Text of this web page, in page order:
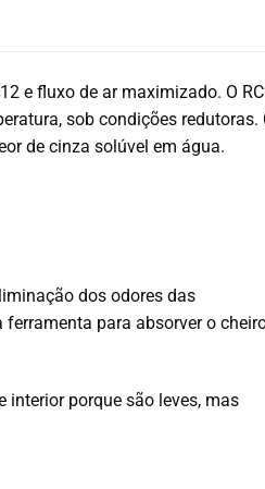
e fluxo de ar maximizado. O
sob condições redutoras.
de cinza solúvel em água.
dos odores das
para absorver o
interior porque são leves, mas